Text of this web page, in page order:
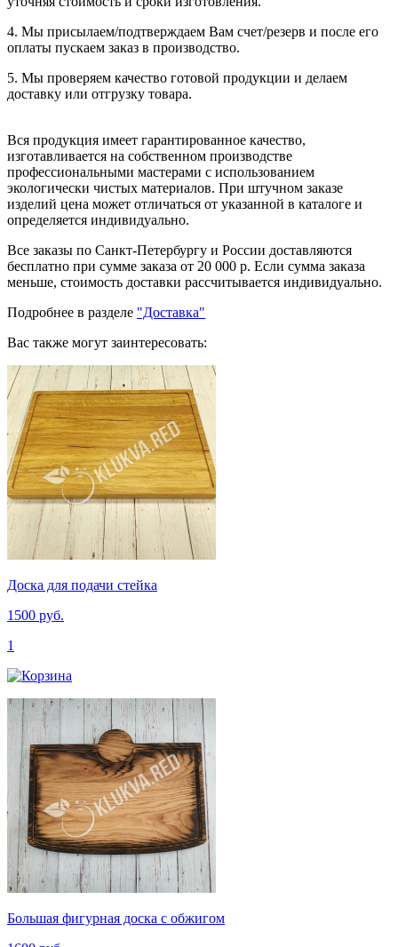
4. Мы присылаем/подтверждаем Вам счет/резерв и после его
оплаты пускаем заказ в производство.
5. Мы проверяем качество готовой продукции и делаем
доставку или отгрузку товара.
Вся продукция имеет гарантированное качество,
изготавливается на собственном производстве
профессиональными мастерами с использованием
экологически чистых материалов. При штучном заказе
изделий цена может отличаться от указанной в каталоге и
определяется индивидуально.
Все заказы по Санкт-Петербургу и России доставляются
бесплатно при сумме заказа от 20 000 р. Если сумма заказа
меньше, стоимость доставки рассчитывается индивидуально.
Подробнее в разделе "Доставка"
Вас также могут заинтересовать:
Доска для подачи стейка
1500 руб.
1
Большая фигурная доска с обжигом